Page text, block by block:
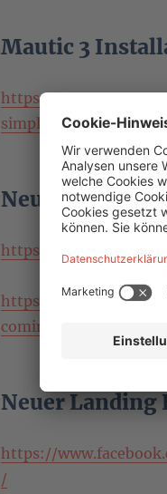
Mautic 3
https://
simple-steps-on-a-
Neuer E-Mail
https://github.com/
https://
coming/
Neuer
https://
/